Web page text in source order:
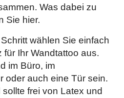
Was dabei zu
Sie hier.
wählen Sie einfach
Ihr Wandtattoo aus.
im Büro, im
oder auch eine Tür sein.
frei von Latex und